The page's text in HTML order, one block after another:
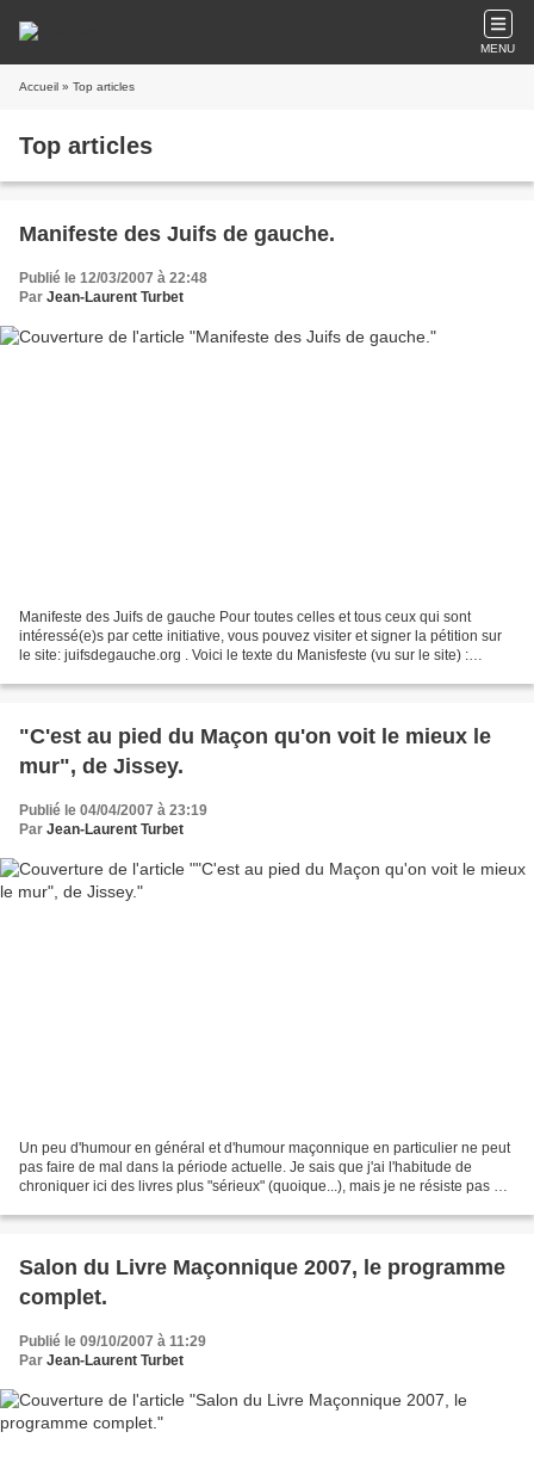
MENU
Accueil » Top articles
Top articles
Manifeste des Juifs de gauche.
Publié le 12/03/2007 à 22:48
Par Jean-Laurent Turbet
Manifeste des Juifs de gauche Pour toutes celles et tous ceux qui sont
intéressé(e)s par cette initiative, vous pouvez visiter et signer la pétition sur
le site: juifsdegauche.org . Voici le texte du Manisfeste (vu sur le site) :
"C'est au pied du Maçon qu'on voit le mieux le
mur", de Jissey.
Publié le 04/04/2007 à 23:19
Par Jean-Laurent Turbet
Un peu d'humour en général et d'humour maçonnique en particulier ne peut
pas faire de mal dans la période actuelle. Je sais que j'ai l'habitude de
chroniquer ici des livres plus "sérieux" (quoique...), mais je ne résiste pas à
Salon du Livre Maçonnique 2007, le programme
complet.
Publié le 09/10/2007 à 11:29
Par Jean-Laurent Turbet